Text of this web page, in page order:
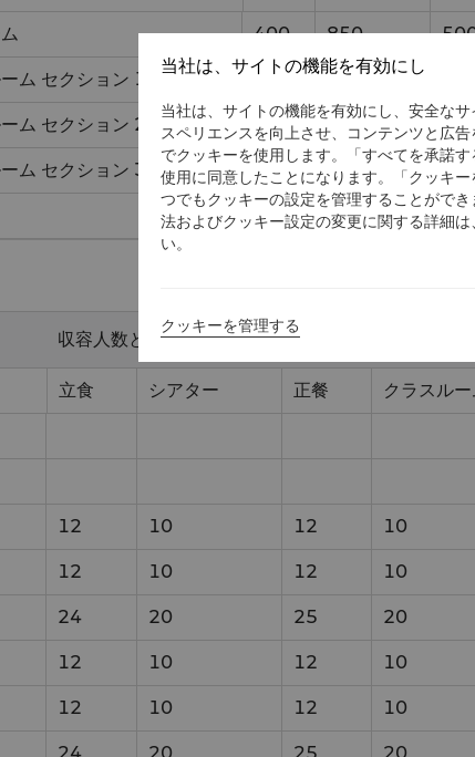
400 850
ム セクション 1 128 300
ム セクション 2 136 250
ム セクション 3 128 300
80 80
収容人数とスタイル
立食 シアター 正餐 クラスルー
12 10 12 10
12 10 12 10
24 20 25 20
12 10 12 10
12 10 12 10
当社は、サイトの機能を有効にし
当社は、サイトの機能を有効にし、安全な
スペリエンスを向上させ、コンテンツと広
でクッキーを使用します。「すべてを承諾
使用に同意したことになります。「クッキ
つでもクッキーの設定を管理することがで
法およびクッキー設定の変更に関する詳細は、
い。
クッキーを管理する